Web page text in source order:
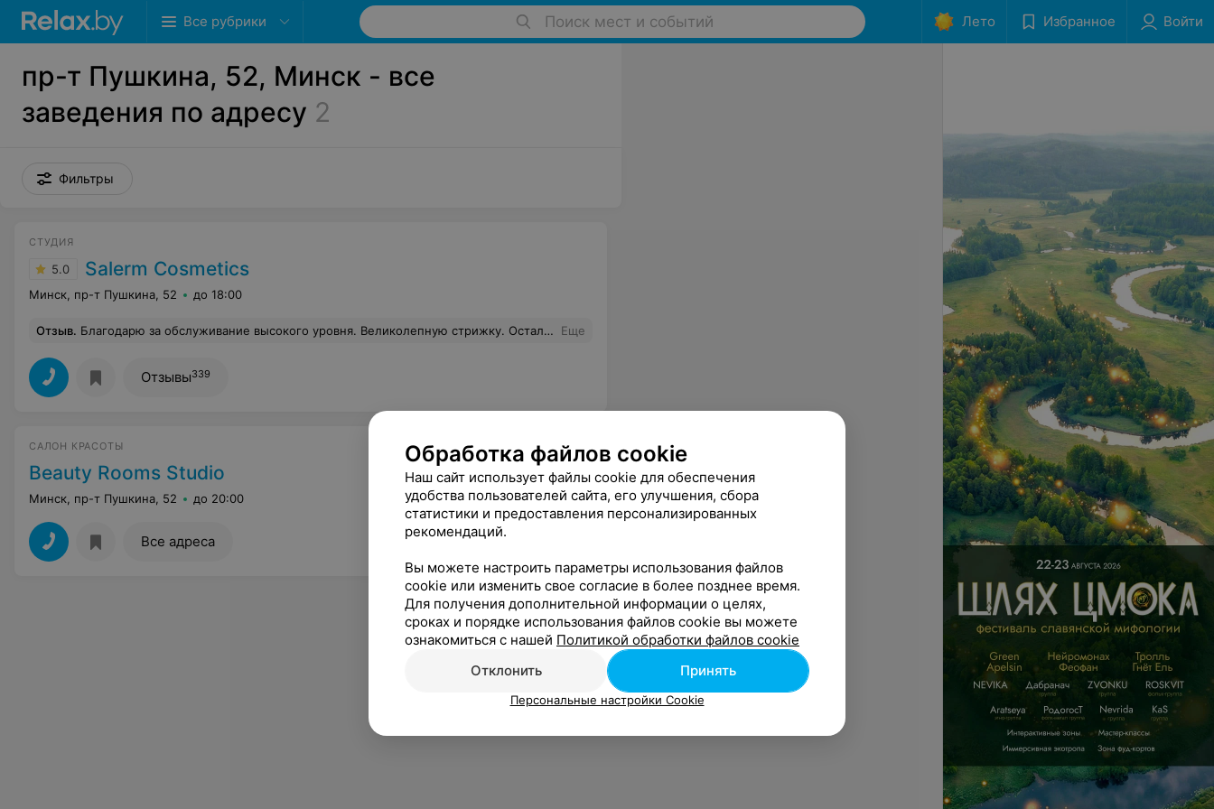
Все рубрики Поиск мест и событий Лето Избранное Войти
пр-т Пушкина, 52, Минск - все
заведения по адресу 2
Фильтры
СТУДИЯ
5.0 Salerm Cosmetics
Минск, пр-т Пушкина, 52 до 18:00
Отзыв. Благодарю за обслуживание высокого уровня. Великолепную стрижку. Осталась очень довольна. Наслаждаюсь своим новым образом. Специалист Владимир Звонов Еще
Отзывы339
САЛОН КРАСОТЫ
Beauty Rooms Studio
Минск, пр-т Пушкина, 52 до 20:00
Все адреса
Обработка файлов cookie
Наш сайт использует файлы cookie для обеспечения
удобства пользователей сайта, его улучшения, сбора
статистики и предоставления персонализированных
рекомендаций.
Вы можете настроить параметры использования файлов
cookie или изменить свое согласие в более позднее время.
Для получения дополнительной информации о целях,
сроках и порядке использования файлов cookie вы можете
ознакомиться с нашей Политикой обработки файлов cookie
Отклонить
Принять
Персональные настройки Cookie